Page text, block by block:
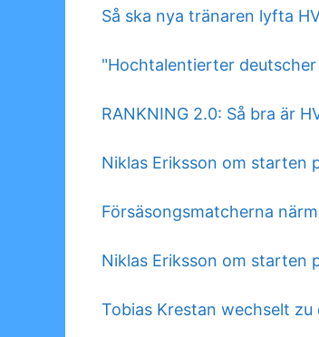
Så ska nya tränaren lyfta
"Hochtalentierter
RANKNING 2.0: Så bra är
Niklas Eriksson om starten
Försäsongsmatcherna
Niklas Eriksson om starten
Tobias Krestan wechselt zu